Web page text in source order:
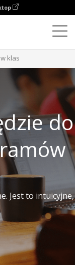
klas
do
Jest to intuicyjne,